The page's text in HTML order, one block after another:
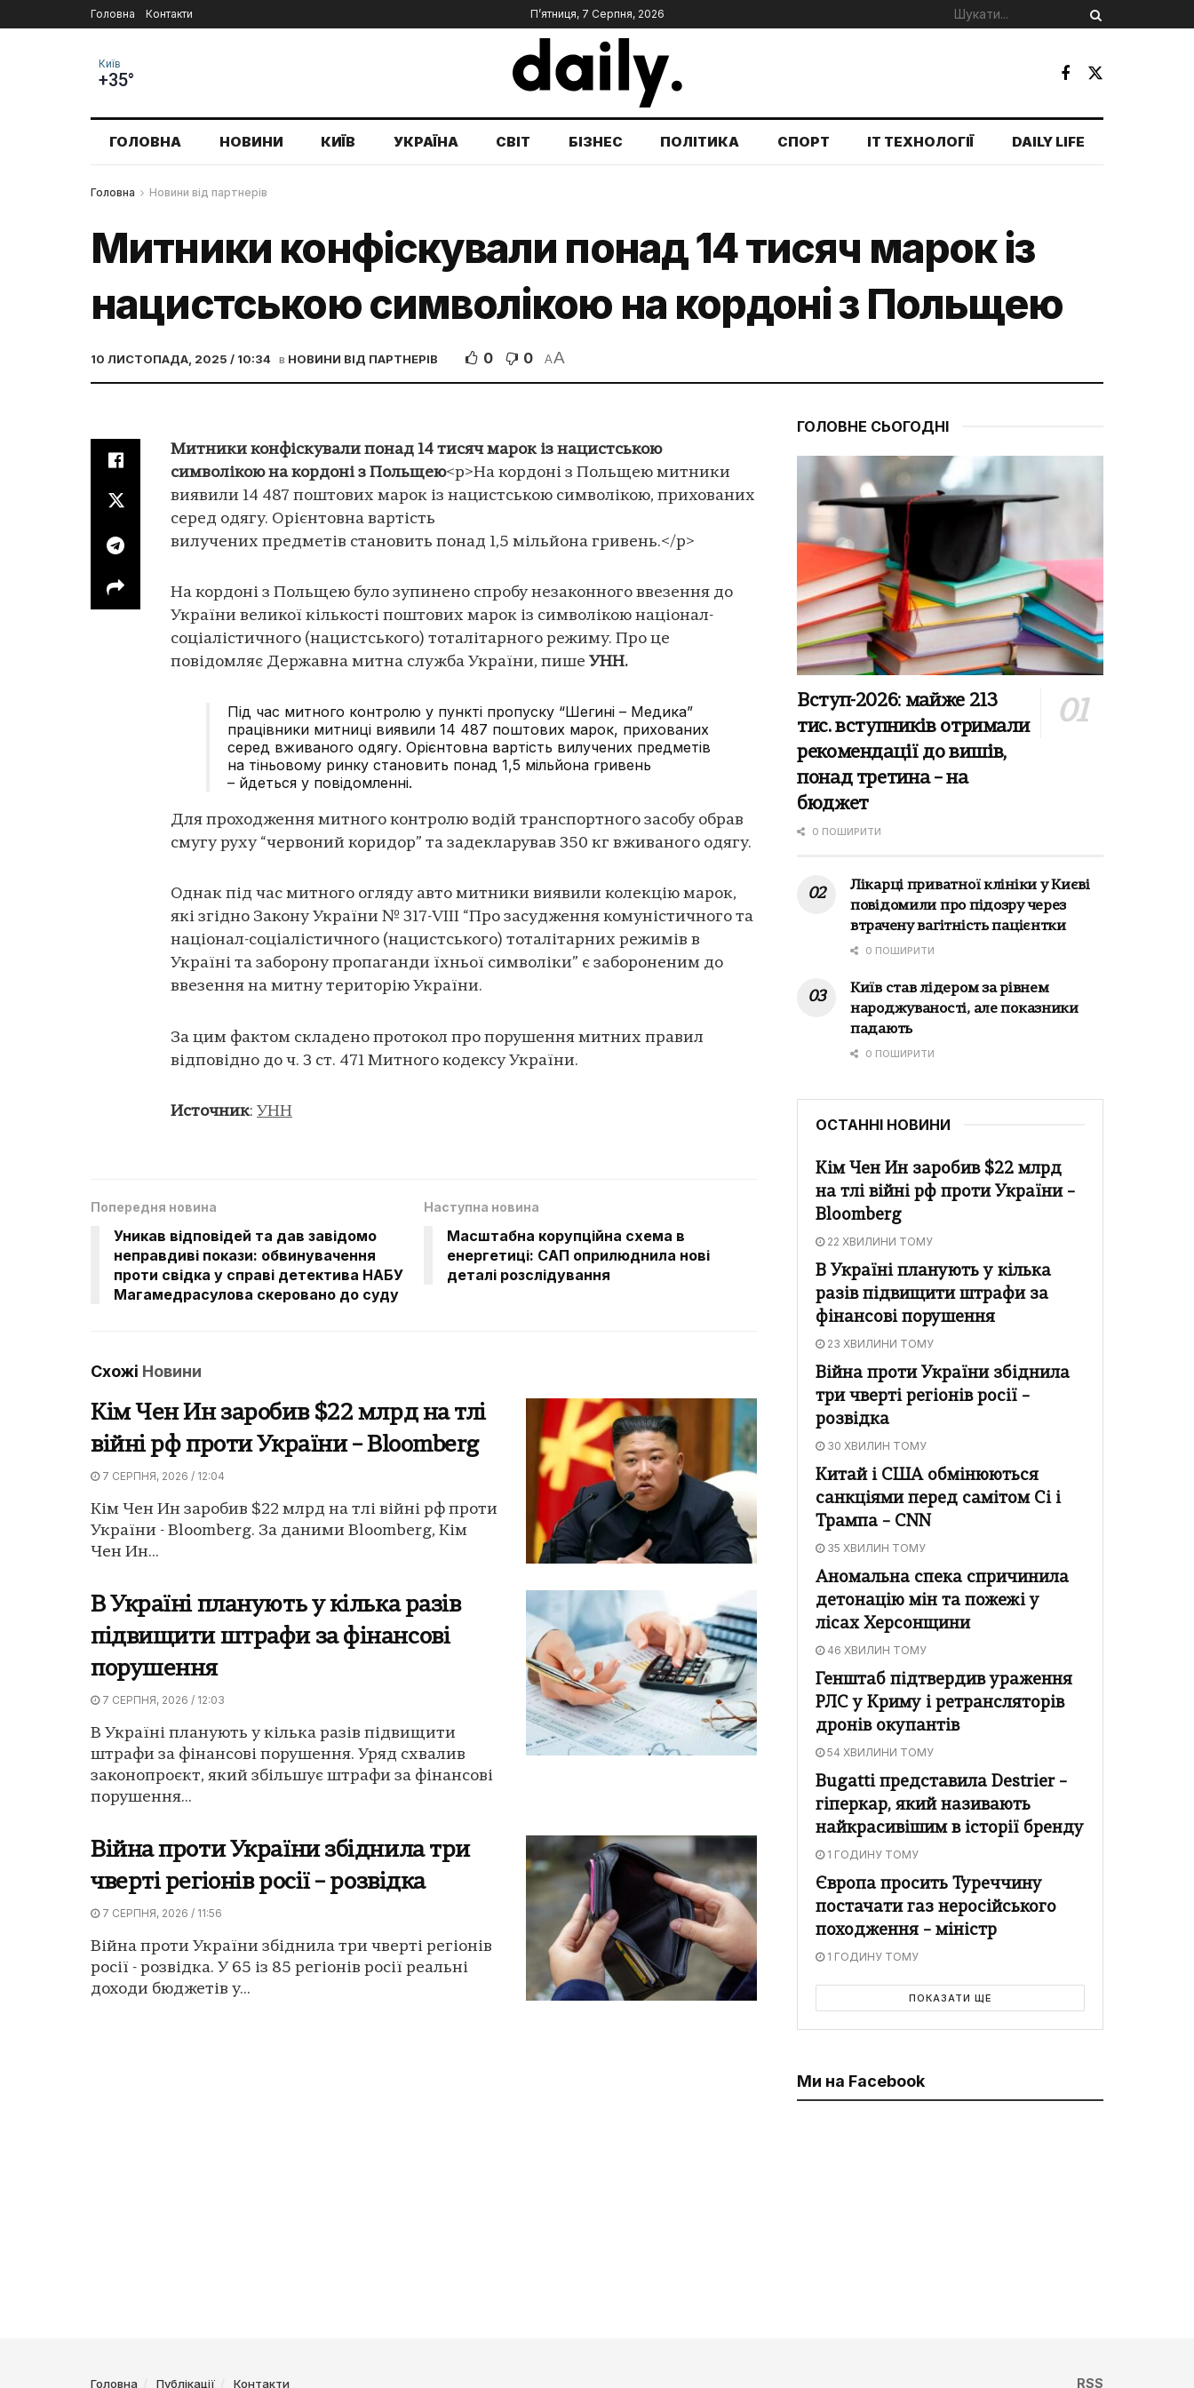
Головна Контакти П’ятниця, 7 Серпня, 2026
Київ
+35°
ГОЛОВНА НОВИНИ КИЇВ УКРАЇНА СВІТ БІЗНЕС ПОЛІТИКА СПОРТ IT ТЕХНОЛОГІЇ DAILY LIFE
Головна Новини від партнерів
Митники конфіскували понад 14 тисяч марок із
нацистською символікою на кордоні з Польщею
10 ЛИСТОПАДА, 2025 / 10:34 в НОВИНИ ВІД ПАРТНЕРІВ 0 0 AA
Митники конфіскували понад 14 тисяч марок із нацистською
символікою на кордоні з Польщею<p>На кордоні з Польщею митники
виявили 14 487 поштових марок із нацистською символікою, прихованих
серед одягу. Орієнтовна вартість
вилучених предметів становить понад 1,5 мільйона гривень.</p>
На кордоні з Польщею було зупинено спробу незаконного ввезення до
України великої кількості поштових марок із символікою націонал-
соціалістичного (нацистського) тоталітарного режиму. Про це
повідомляє Державна митна служба України, пише УНН.
Під час митного контролю у пункті пропуску “Шегині – Медика”
працівники митниці виявили 14 487 поштових марок, прихованих
серед вживаного одягу. Орієнтовна вартість вилучених предметів
на тіньовому ринку становить понад 1,5 мільйона гривень
– йдеться у повідомленні.
Для проходження митного контролю водій транспортного засобу обрав
смугу руху “червоний коридор” та задекларував 350 кг вживаного одягу.
Однак під час митного огляду авто митники виявили колекцію марок,
які згідно Закону України № 317-VIII “Про засудження комуністичного та
націонал-соціалістичного (нацистського) тоталітарних режимів в
Україні та заборону пропаганди їхньої символіки” є забороненим до
ввезення на митну територію України.
За цим фактом складено протокол про порушення митних правил
відповідно до ч. 3 ст. 471 Митного кодексу України.
Источник: УНН
Попередня новина
Уникав відповідей та дав завідомо
неправдиві покази: обвинувачення
проти свідка у справі детектива НАБУ
Магамедрасулова скеровано до суду
Наступна новина
Масштабна корупційна схема в
енергетиці: САП оприлюднила нові
деталі розслідування
Схожі Новини
Кім Чен Ин заробив $22 млрд на тлі
війні рф проти України – Bloomberg
7 СЕРПНЯ, 2026 / 12:04
Кім Чен Ин заробив $22 млрд на тлі війні рф проти
України - Bloomberg. За даними Bloomberg, Кім
Чен Ин...
В Україні планують у кілька разів
підвищити штрафи за фінансові
порушення
7 СЕРПНЯ, 2026 / 12:03
В Україні планують у кілька разів підвищити
штрафи за фінансові порушення. Уряд схвалив
законопроєкт, який збільшує штрафи за фінансові
порушення...
Війна проти України збіднила три
чверті регіонів росії – розвідка
7 СЕРПНЯ, 2026 / 11:56
Війна проти України збіднила три чверті регіонів
росії - розвідка. У 65 із 85 регіонів росії реальні
доходи бюджетів у...
ГОЛОВНЕ СЬОГОДНІ
Вступ-2026: майже 213
тис. вступників отримали
рекомендації до вишів,
понад третина – на
бюджет
0 ПОШИРИТИ
Лікарці приватної клініки у Києві
повідомили про підозру через
втрачену вагітність пацієнтки
0 ПОШИРИТИ
Київ став лідером за рівнем
народжуваності, але показники
падають
0 ПОШИРИТИ
ОСТАННІ НОВИНИ
Кім Чен Ин заробив $22 млрд
на тлі війні рф проти України –
Bloomberg
22 ХВИЛИНИ ТОМУ
В Україні планують у кілька
разів підвищити штрафи за
фінансові порушення
23 ХВИЛИНИ ТОМУ
Війна проти України збіднила
три чверті регіонів росії –
розвідка
30 ХВИЛИН ТОМУ
Китай і США обмінюються
санкціями перед самітом Сі і
Трампа – CNN
35 ХВИЛИН ТОМУ
Аномальна спека спричинила
детонацію мін та пожежі у
лісах Херсонщини
46 ХВИЛИН ТОМУ
Генштаб підтвердив ураження
РЛС у Криму і ретрансляторів
дронів окупантів
54 ХВИЛИНИ ТОМУ
Bugatti представила Destrier –
гіперкар, який називають
найкрасивішим в історії бренду
1 ГОДИНУ ТОМУ
Європа просить Туреччину
постачати газ неросійського
походження – міністр
1 ГОДИНУ ТОМУ
ПОКАЗАТИ ЩЕ
Ми на Facebook
Головна Публікації Контакти RSS